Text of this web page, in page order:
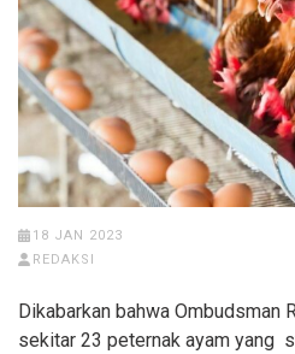
18 JAN 2023
REDAKSI
Dikabarkan bahwa Ombudsman
sekitar 23 peternak ayam yang